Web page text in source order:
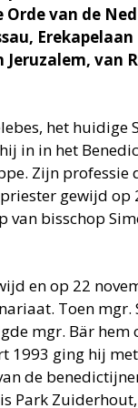
van de
van
het huidige
in in het
Zijn professie
gewijd op
bisschop
en op 22
Toen mgr.
mgr. Bär hem
1993 ging hij
de
Park